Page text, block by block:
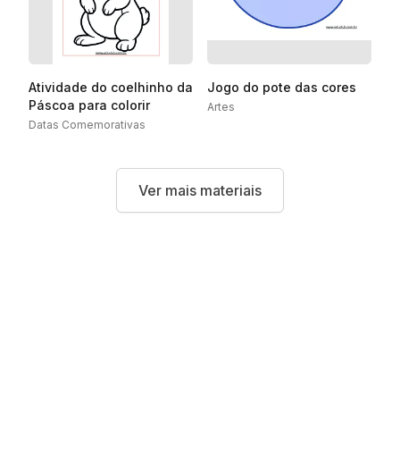
Atividade do coelhinho da
Páscoa para colorir
Datas Comemorativas
Jogo do pote das cores
Artes
Ver mais materiais